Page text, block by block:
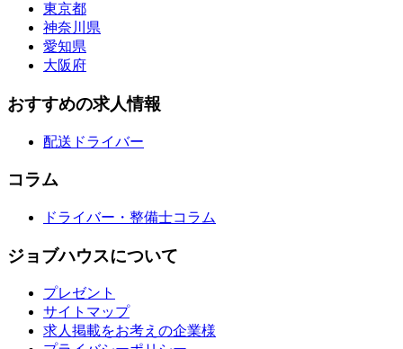
東京都
神奈川県
愛知県
大阪府
おすすめの求人情報
配送ドライバー
コラム
ドライバー・整備士コラム
ジョブハウスについて
プレゼント
サイトマップ
求人掲載をお考えの企業様